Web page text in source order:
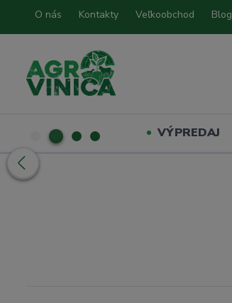
O nás Kontakty Veľkoobchod Blog
VÝPREDAJ